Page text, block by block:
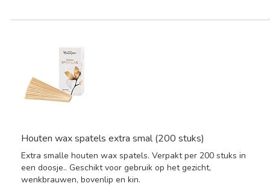
Houten wax spatels extra smal (200 stuks)
Extra smalle houten wax spatels. Verpakt per 200 stuks in
een doosje.. Geschikt voor gebruik op het gezicht,
wenkbrauwen, bovenlip en kin.